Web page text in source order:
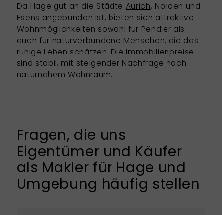
Da Hage gut an die Städte Aurich, Norden und
Esens angebunden ist, bieten sich attraktive
Wohnmöglichkeiten sowohl für Pendler als
auch für naturverbundene Menschen, die das
ruhige Leben schätzen. Die Immobilienpreise
sind stabil, mit steigender Nachfrage nach
naturnahem Wohnraum.
Fragen, die uns
Eigentümer und Käufer
als Makler für Hage und
Umgebung häufig stellen